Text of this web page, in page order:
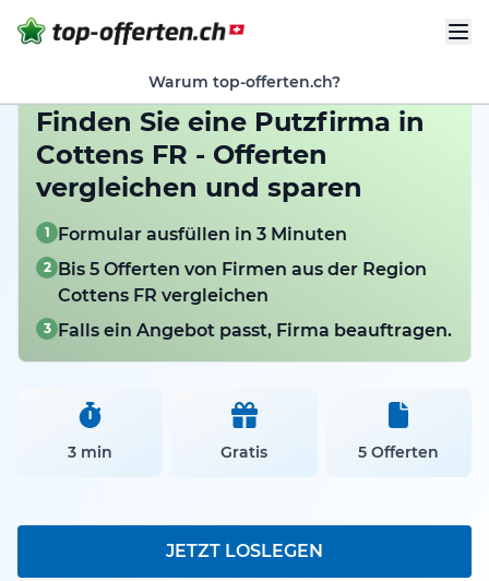
Warum top-offerten.ch?
Finden Sie eine Putzfirma in
Cottens FR - Offerten
vergleichen und sparen
1 Formular ausfüllen in 3 Minuten
2 Bis 5 Offerten von Firmen aus der Region
Cottens FR vergleichen
3 Falls ein Angebot passt, Firma beauftragen.
3 min Gratis 5 Offerten
JETZT LOSLEGEN